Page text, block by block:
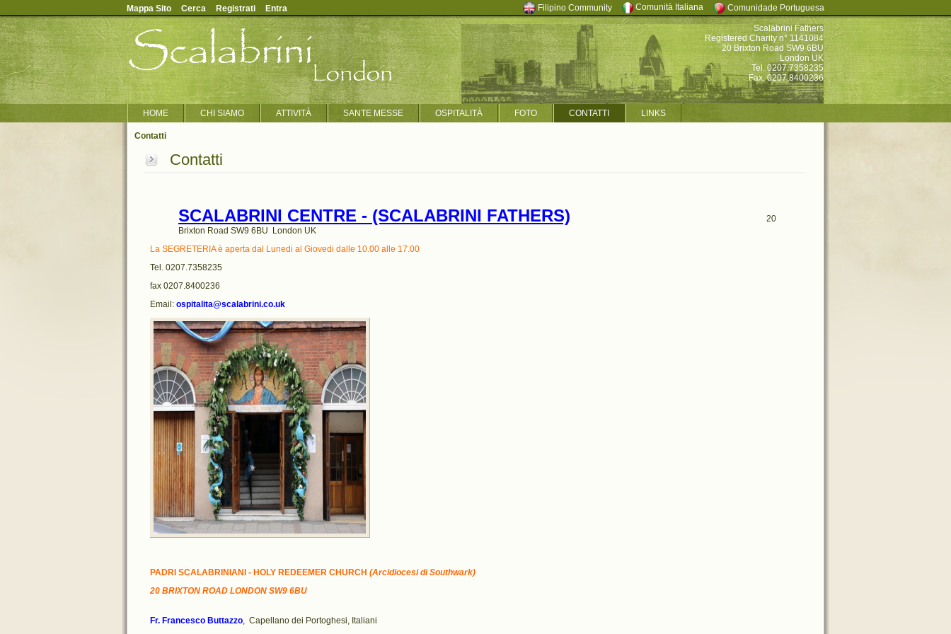
Scalabrini Fathers
Registered Charity n° 1141084
20 Brixton Road SW9 6BU
London UK
Tel. 0207.7358235
Fax. 0207.8400236
HOME CHI SIAMO ATTIVITÀ SANTE MESSE OSPITALITÀ FOTO CONTATTI LINKS
Contatti
Contatti
SCALABRINI CENTRE - (SCALABRINI FATHERS)
20
Brixton Road SW9 6BU London UK
La SEGRETERIA è aperta dal Lunedi al Giovedi dalle 10.00 alle 17.00
Tel. 0207.7358235
fax 0207.8400236
Email: ospitalita@scalabrini.co.uk
PADRI SCALABRINIANI - HOLY REDEEMER CHURCH (Arcidiocesi di Southwark)
20 BRIXTON ROAD LONDON SW9 6BU
Fr. Francesco Buttazzo, Capellano dei Portoghesi, Italiani
Mappa Sito Cerca Registrati Entra Filipino Community Comunità Italiana Comunidade Portuguesa